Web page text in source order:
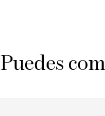
Puedes